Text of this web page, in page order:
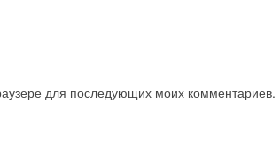
для последующих моих комментариев.